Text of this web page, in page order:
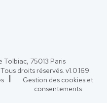
Tolbiac, 75013 Paris
droits réservés. v1.0.169
Gestion des cookies et
consentements